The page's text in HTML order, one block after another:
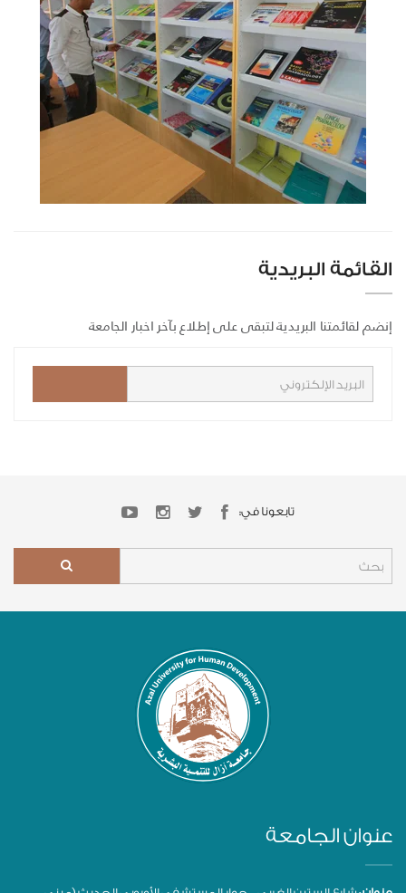
القائمة البريدية
إنضم لقائمتنا البريدية لتبقى على إطلاع بآخر اخبار الجامعة
تابعونا في:
عنوان الجامعة